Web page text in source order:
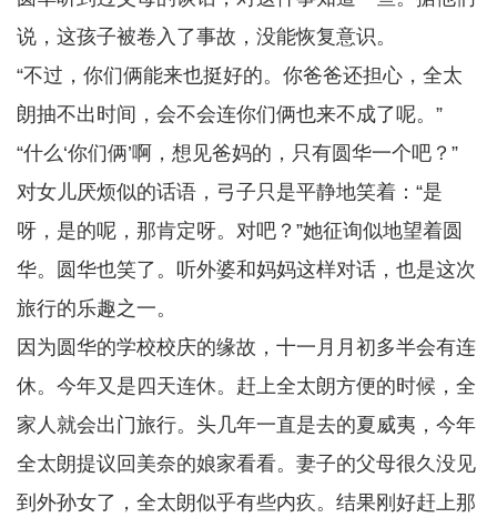
说，这孩子被卷入了事故，没能恢复意识。
“不过，你们俩能来也挺好的。你爸爸还担心，全太
朗抽不出时间，会不会连你们俩也来不成了呢。”
“什么‘你们俩’啊，想见爸妈的，只有圆华一个吧？”
对女儿厌烦似的话语，弓子只是平静地笑着：“是
呀，是的呢，那肯定呀。对吧？”她征询似地望着圆
华。圆华也笑了。听外婆和妈妈这样对话，也是这次
旅行的乐趣之一。
因为圆华的学校校庆的缘故，十一月月初多半会有连
休。今年又是四天连休。赶上全太朗方便的时候，全
家人就会出门旅行。头几年一直是去的夏威夷，今年
全太朗提议回美奈的娘家看看。妻子的父母很久没见
到外孙女了，全太朗似乎有些内疚。结果刚好赶上那